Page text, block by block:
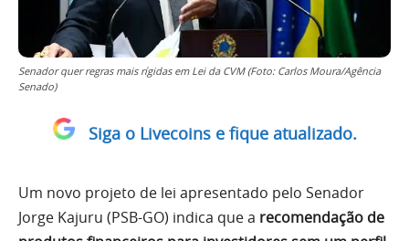
Senador quer regras mais rígidas em Lei da CVM (Foto: Carlos Moura/Agência
Senado)
Siga o Livecoins e fique atualizado.
Um novo projeto de lei apresentado pelo Senador
Jorge Kajuru (PSB-GO) indica que a recomendação de